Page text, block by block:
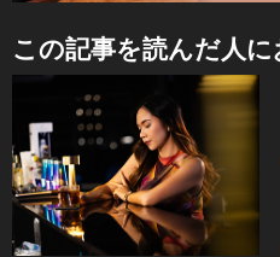
この記事を読んだ人